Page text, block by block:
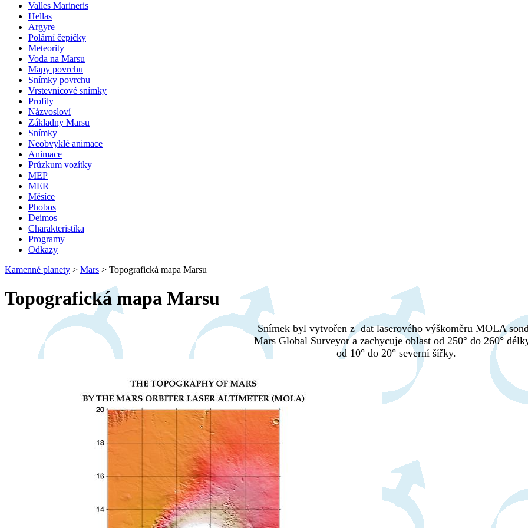
Valles Marineris
Hellas
Argyre
Polární čepičky
Meteority
Voda na Marsu
Mapy povrchu
Snímky povrchu
Vrstevnicové snímky
Profily
Názvosloví
Základny Marsu
Snímky
Neobvyklé animace
Animace
Průzkum vozítky
MEP
MER
Měsíce
Phobos
Deimos
Charakteristika
Programy
Odkazy
Kamenné planety > Mars > Topografická mapa Marsu
Topografická mapa Marsu
Snímek byl vytvořen z dat laserového výškoměru MOLA
Mars Global Surveyor a zachycuje oblast od 250° do 260°
od 10° do 20° severní šířky.